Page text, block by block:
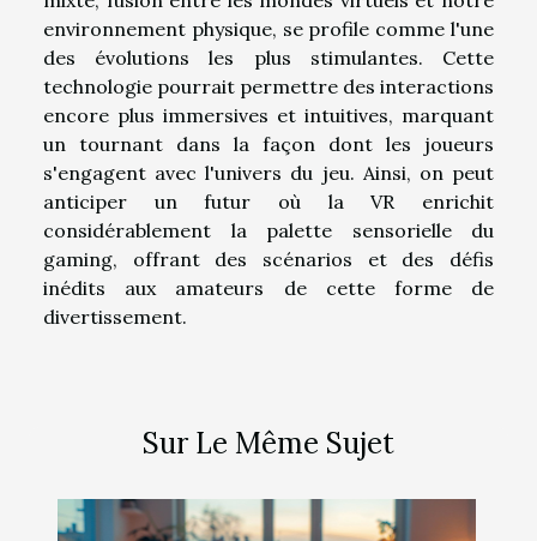
environnement physique, se profile comme l'une
des évolutions les plus stimulantes. Cette
technologie pourrait permettre des interactions
encore plus immersives et intuitives, marquant
un tournant dans la façon dont les joueurs
s'engagent avec l'univers du jeu. Ainsi, on peut
anticiper un futur où la VR enrichit
considérablement la palette sensorielle du
gaming, offrant des scénarios et des défis
inédits aux amateurs de cette forme de
divertissement.
Sur Le Même Sujet